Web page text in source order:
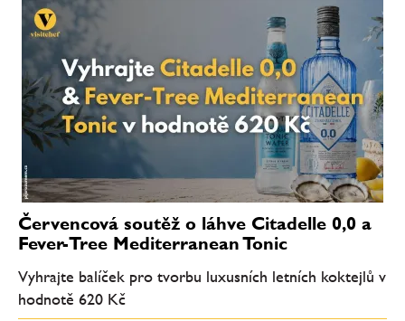
Červencová soutěž o láhve Citadelle 0,0 a
Fever-Tree Mediterranean Tonic
Vyhrajte balíček pro tvorbu luxusních letních koktejlů v
hodnotě 620 Kč